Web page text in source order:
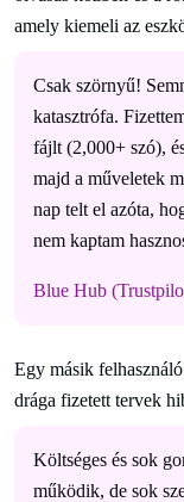
amely kiemeli az
Csak szörnyű!
katasztrófa.
fájlt (2,000+ szó),
majd a műveletek
nap telt el azóta,
nem kaptam
Blue Hub
Egy másik
drága fizetett tervek
Költséges és sok
működik, de sok